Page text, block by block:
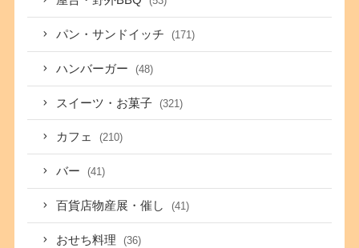
パン・サンドイッチ (171)
ハンバーガー (48)
スイーツ・お菓子 (321)
カフェ (210)
バー (41)
百貨店物産展・催し (41)
おせち料理 (36)